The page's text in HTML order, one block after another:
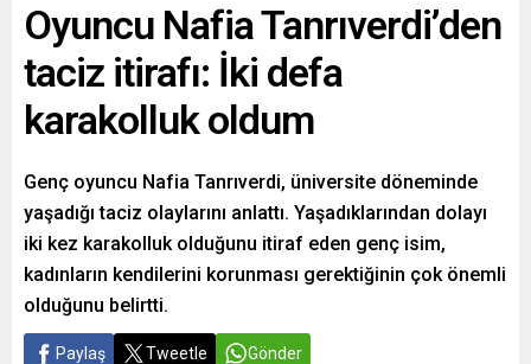
Oyuncu Nafia Tanrıverdi’den
taciz itirafı: İki defa
karakolluk oldum
Genç oyuncu Nafia Tanrıverdi, üniversite döneminde
yaşadığı taciz olaylarını anlattı. Yaşadıklarından dolayı
iki kez karakolluk olduğunu itiraf eden genç isim,
kadınların kendilerini korunması gerektiğinin çok önemli
olduğunu belirtti.
Paylaş Tweetle Gönder